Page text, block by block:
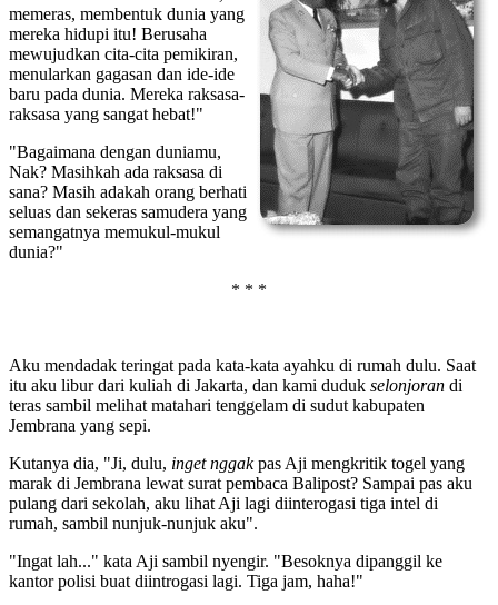
memeras, membentuk dunia yang
mereka hidupi itu! Berusaha
mewujudkan cita-cita pemikiran,
menularkan gagasan dan ide-ide
baru pada dunia. Mereka raksasa-
raksasa yang sangat hebat!"
"Bagaimana dengan duniamu,
Nak? Masihkah ada raksasa di
sana? Masih adakah orang berhati
seluas dan sekeras samudera yang
semangatnya memukul-mukul
dunia?"
* * *
Aku mendadak teringat pada kata-kata ayahku di rumah dulu. Saat
itu aku libur dari kuliah di Jakarta, dan kami duduk selonjoran di
teras sambil melihat matahari tenggelam di sudut kabupaten
Jembrana yang sepi.
Kutanya dia, "Ji, dulu, inget nggakpas Aji mengkritik togel yang
marak di Jembrana lewat surat pembaca Balipost? Sampai pas aku
pulang dari sekolah, aku lihat Aji lagi diinterogasi tiga intel di
rumah, sambil nunjuk-nunjuk aku".
"Ingat lah..." kata Aji sambil nyengir. "Besoknya dipanggil ke
kantor polisi buat diintrogasi lagi. Tiga jam, haha!"